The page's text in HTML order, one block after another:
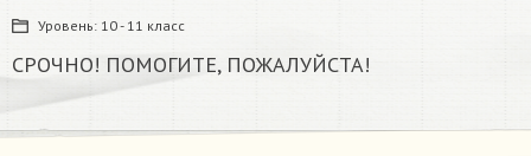
Уровень: 10 - 11 класс
СРОЧНО! ПОМОГИТЕ, ПОЖАЛУЙСТА!